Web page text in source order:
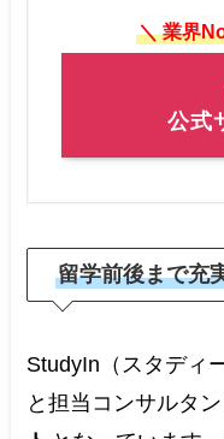
＼ 業界
公式
留学前後まで充
StudyIn（スタディ
と担当コンサルタ